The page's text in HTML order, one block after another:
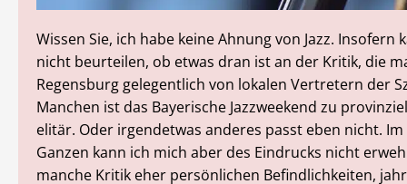
Wissen Sie, ich habe keine Ahnung von Jazz. Insofern
nicht beurteilen, ob etwas dran ist an der Kritik, die
Regensburg gelegentlich von lokalen Vertretern der
Manchen ist das Bayerische Jazzweekend zu
elitär. Oder irgendetwas anderes passt eben nicht.
Ganzen kann ich mich aber des Eindrucks nicht
manche Kritik eher persönlichen Befindlichkeiten,